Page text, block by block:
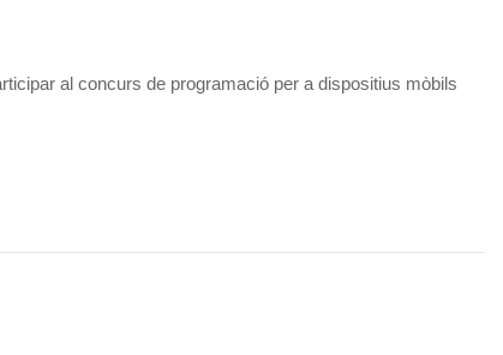
al concurs de programació per a dispositius mòbils